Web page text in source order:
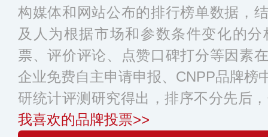
构媒体和网站公布的排行榜单数据，
及人为根据市场和参数条件变化的
票、评价评论、点赞口碑打分等因素
企业免费自主申请申报、CNPP品牌榜
研统计评测研究得出，排序不分先后
我喜欢的品牌投票>>